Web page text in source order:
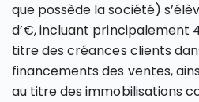
que possède la société)
d’€, incluant principalement
titre des créances clients
financements des ventes,
au titre des immobilisations